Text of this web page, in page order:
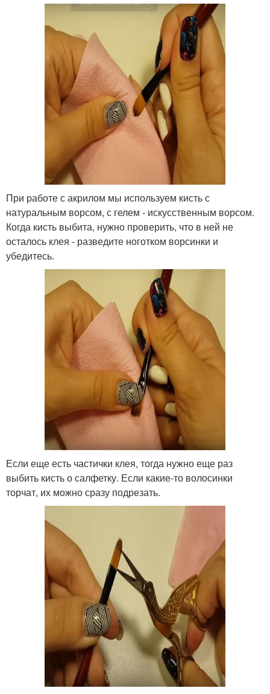
При работе с акрилом мы используем кисть с
натуральным ворсом, с гелем - искусственным ворсом.
Когда кисть выбита, нужно проверить, что в ней не
осталось клея - разведите ноготком ворсинки и
убедитесь.
Если еще есть частички клея, тогда нужно еще раз
выбить кисть о салфетку. Если какие-то волосинки
торчат, их можно сразу подрезать.